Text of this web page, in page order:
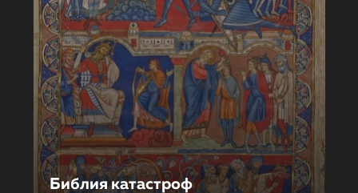
Библия катастроф